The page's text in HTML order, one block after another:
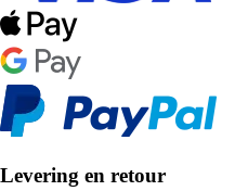
Levering en retour